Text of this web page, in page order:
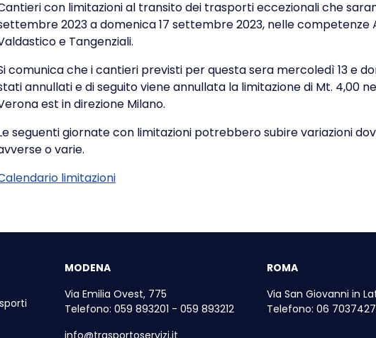
con limitazioni al transito dei trasporti eccezionali che
2023 a domenica 17 settembre 2023, nelle competenze
e Tangenziali.
comunica che i cantieri previsti per questa sera mercoledì 13 e
annullati e di seguito viene annullata la limitazione di Mt. 4,00
est in direzione Milano.
seguenti giornate con limitazioni potrebbero subire variazioni
o varie.
limitazioni
MODENA
Via Emilia Ovest, 775
Telefono: 059 893201 - 059 893212
info@trasportoservizi.it
ROMA
Via San Giovanni in
Telefono: 06